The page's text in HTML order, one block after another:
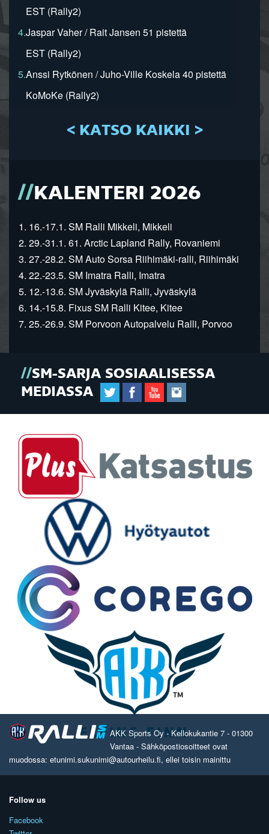
EST (Rally2)
4.Jaspar Vaher / Rait Jansen 51 pistettä
EST (Rally2)
5.Anssi Rytkönen / Juho-Ville Koskela 40 pistettä
KoMoKe (Rally2)
< KATSO KAIKKI >
KALENTERI 2026
1. 16.-17.1. SM Ralli Mikkeli, Mikkeli
2. 29.-31.1. 61. Arctic Lapland Rally, Rovaniemi
3. 27.-28.2. SM Auto Sorsa Riihimäki-ralli, Riihimäki
4. 22.-23.5. SM Imatra Ralli, Imatra
5. 12.-13.6. SM Jyväskylä Ralli, Jyväskylä
6. 14.-15.8. Fixus SM Ralli Kitee, Kitee
7. 25.-26.9. SM Porvoon Autopalvelu Ralli, Porvoo
SM-SARJA SOSIAALISESSA
MEDIASSA
AKK Sports Oy - Kellokukantie 7 - 01300
Vantaa - Sähköpostiosoitteet ovat
muodossa: etunimi.sukunimi@autourheilu.fi, ellei toisin mainittu
Follow us
Facebook